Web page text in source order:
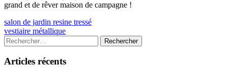
grand et de rêver maison de campagne !
Navigation
de
l’article
Previous
article:
salon de jardin resine tressé
Next
article:
vestiaire métallique
Colonne
latérale
Rechercher :
Articles récents